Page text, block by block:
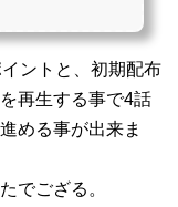
ントと、初期配布
再生する事で4話
める事が出来ま
でござる。